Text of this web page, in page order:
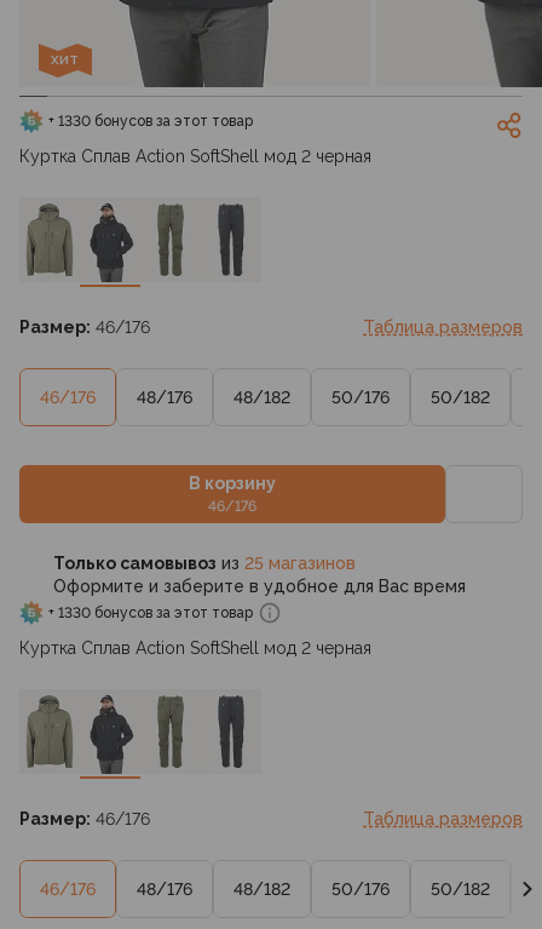
ХИТ
+ 1330 бонусов за этот товар
Куртка Сплав Action SoftShell мод 2 черная
Размер: 46/176 Таблица размеров
46/176 48/176 48/182 50/176 50/182
В корзину
46/176
Только самовывоз из 25 магазинов
Оформите и заберите в удобное для Вас время
+ 1330 бонусов за этот товар
Куртка Сплав Action SoftShell мод 2 черная
Размер: 46/176 Таблица размеров
46/176 48/176 48/182 50/176 50/182